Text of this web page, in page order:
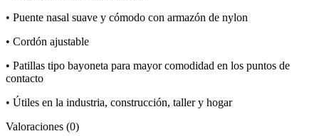
• Puente nasal suave y cómodo con armazón de nylon
• Cordón ajustable
• Patillas tipo bayoneta para mayor comodidad en los puntos de
contacto
• Útiles en la industria, construcción, taller y hogar
Valoraciones (0)